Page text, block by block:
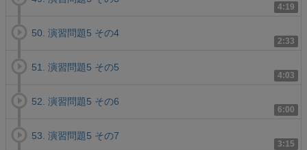
4:19
2:33
50. 演習問題5 その4
4:03
51. 演習問題5 その5
6:00
52. 演習問題5 その6
3:15
53. 演習問題5 その7